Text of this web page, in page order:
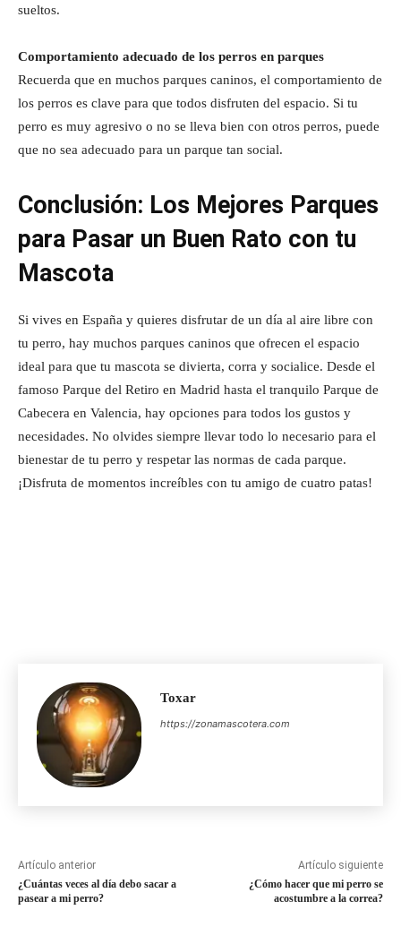
sueltos.
Comportamiento adecuado de los perros en parques
Recuerda que en muchos parques caninos, el comportamiento de
los perros es clave para que todos disfruten del espacio. Si tu
perro es muy agresivo o no se lleva bien con otros perros, puede
que no sea adecuado para un parque tan social.
Conclusión: Los Mejores Parques
para Pasar un Buen Rato con tu
Mascota
Si vives en España y quieres disfrutar de un día al aire libre con
tu perro, hay muchos parques caninos que ofrecen el espacio
ideal para que tu mascota se divierta, corra y socialice. Desde el
famoso Parque del Retiro en Madrid hasta el tranquilo Parque de
Cabecera en Valencia, hay opciones para todos los gustos y
necesidades. No olvides siempre llevar todo lo necesario para el
bienestar de tu perro y respetar las normas de cada parque.
¡Disfruta de momentos increíbles con tu amigo de cuatro patas!
Toxar
https://zonamascotera.com
Artículo anterior
¿Cuántas veces al día debo sacar a
pasear a mi perro?
Artículo siguiente
¿Cómo hacer que mi perro se
acostumbre a la correa?